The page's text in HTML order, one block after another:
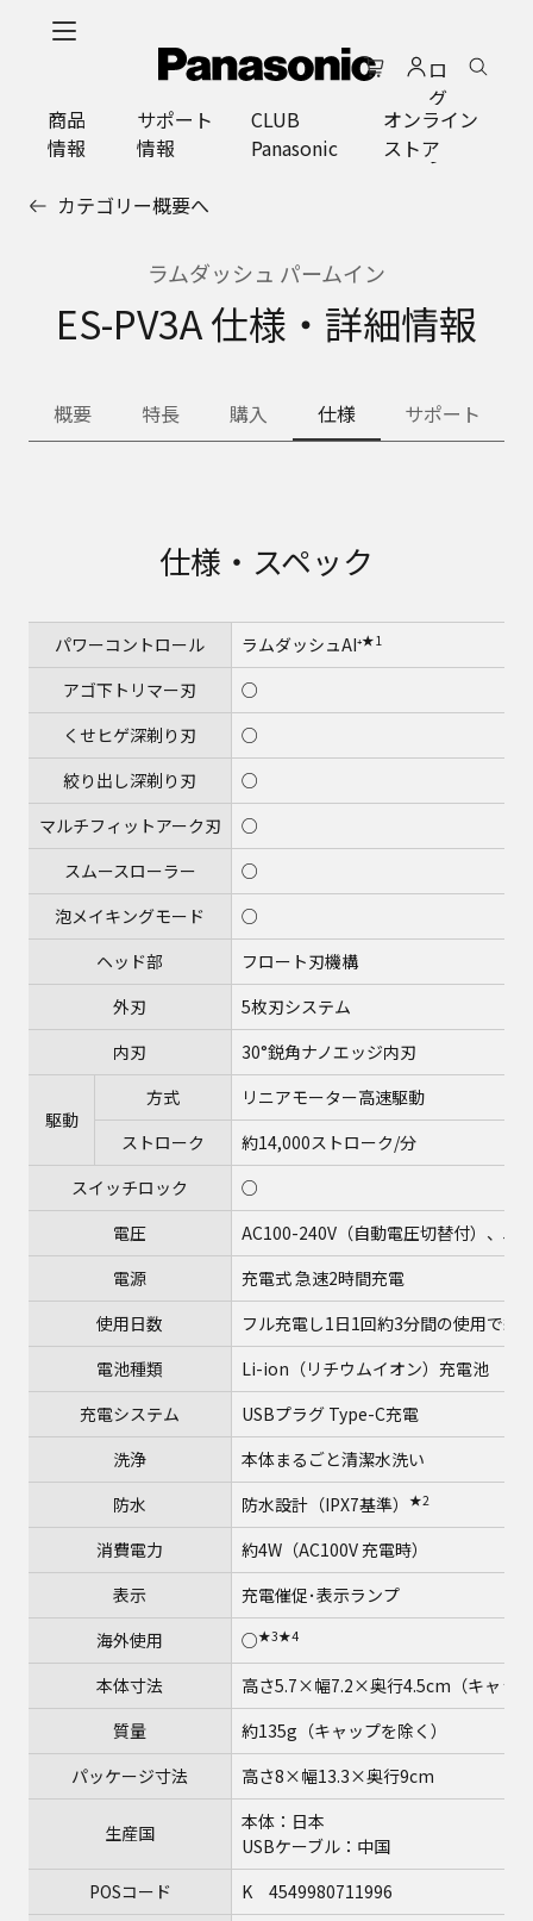
ロ
グ
イ
ン
商品
情報
サポート
情報
CLUB
Panasonic
オンライン
ストア
カテゴリー概要へ
ラムダッシュ パームイン
ES-PV3A 仕様・詳細情報
概要 特長 購入 仕様 サポート
仕様・スペック
パワーコントロール ラムダッシュAI⁺★1
アゴ下トリマー刃
○
くせヒゲ深剃り刃
○
絞り出し深剃り刃
○
マルチフィットアーク刃
○
スムースローラー
○
泡メイキングモード
○
ヘッド部
フロート刃機構
外刃
5枚刃システム
内刃
30°鋭角ナノエッジ内刃
駆動
方式
リニアモーター高速駆動
ストローク
約14,000ストローク/分
スイッチロック
○
電圧
AC100-240V（自動電圧切替付）、
電源
充電式 急速2時間充電
使用日数
フル充電し1日1回約3分間の使用で約
電池種類
Li-ion（リチウムイオン）充電池
充電システム
USBプラグ Type-C充電
洗浄
本体まるごと清潔水洗い
防水
防水設計（IPX7基準） ★2
消費電力
約4W（AC100V 充電時）
表示
充電催促･表示ランプ
海外使用
○★3★4
本体寸法
高さ5.7×幅7.2×奥行4.5cm（キャッ
質量
約135g（キャップを除く）
パッケージ寸法
高さ8×幅13.3×奥行9cm
生産国
本体：日本
USBケーブル：中国
POSコード
K 4549980711996